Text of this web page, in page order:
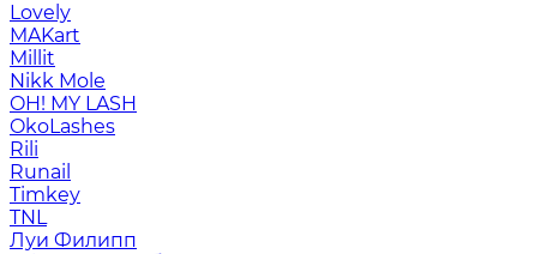
Lovely
MAKart
Millit
Nikk Mole
OH! MY LASH
OkoLashes
Rili
Runail
Timkey
TNL
Луи Филипп